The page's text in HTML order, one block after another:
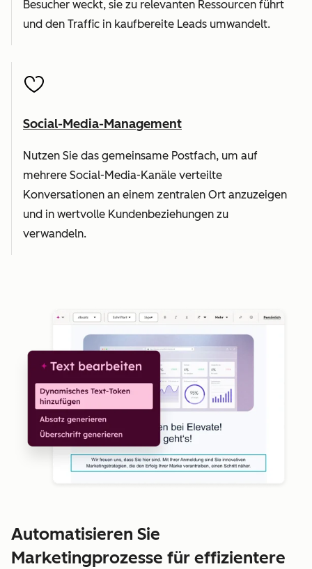
Besucher weckt, sie zu relevanten Ressourcen führt
und den Traffic in kaufbereite Leads umwandelt.
Social-Media-Management
Nutzen Sie das gemeinsame Postfach, um auf
mehrere Social-Media-Kanäle verteilte
Konversationen an einem zentralen Ort anzuzeigen
und in wertvolle Kundenbeziehungen zu
verwandeln.
Automatisieren Sie
Marketingprozesse für effizientere